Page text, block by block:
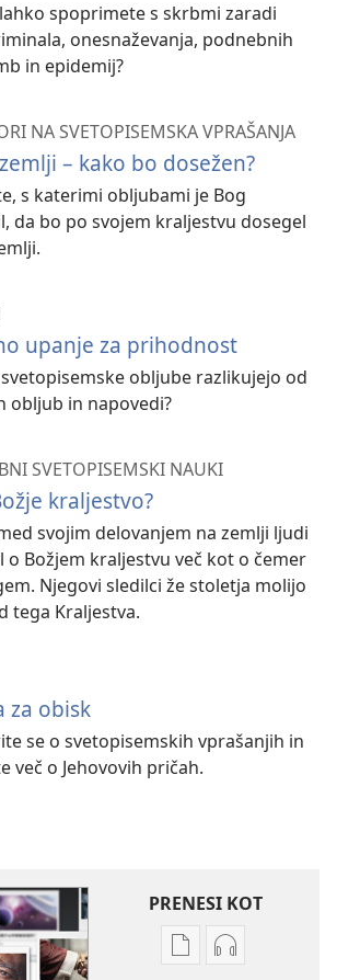
spoprimete s skrbmi zaradi
onesnaževanja, podnebnih
in epidemij?
NA SVETOPISEMSKA VPRAŠANJA
– kako bo dosežen?
s katerimi obljubami je Bog
da bo po svojem kraljestvu dosegel
upanje za prihodnost
obljube razlikujejo od
obljub in napovedi?
SVETOPISEMSKI NAUKI
kraljestvo?
svojim delovanjem na zemlji ljudi
o Božjem kraljestvu več kot o čemer
Njegovi sledilci že stoletja molijo
tega Kraljestva.
za obisk
se o svetopisemskih vprašanjih in
več o Jehovovih pričah.
PRENESI KOT
MožnostiMožnosti